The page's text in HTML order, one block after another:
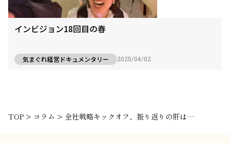
インビジョン18回目の春
気まぐれ経営ドキュメンタリー 2025/04/02
TOP > コラム > 全社戦略キックオフ、振り返りの肝はこれなんです